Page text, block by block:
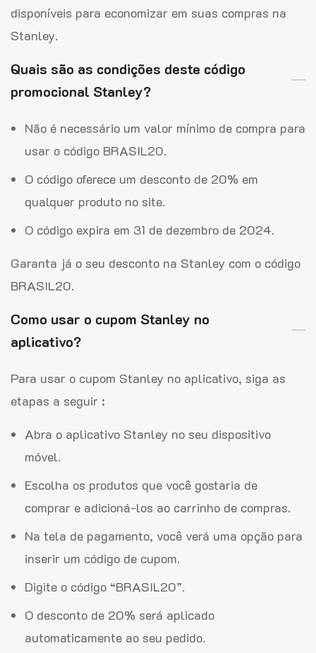
disponíveis para economizar em suas compras na
Stanley.
Quais são as condições deste código
promocional Stanley?
Não é necessário um valor mínimo de compra para
usar o código BRASIL20.
O código oferece um desconto de 20% em
qualquer produto no site.
O código expira em 31 de dezembro de 2024.
Garanta já o seu desconto na Stanley com o código
BRASIL20.
Como usar o cupom Stanley no
aplicativo?
Para usar o cupom Stanley no aplicativo, siga as
etapas a seguir :
Abra o aplicativo Stanley no seu dispositivo
móvel.
Escolha os produtos que você gostaria de
comprar e adicioná-los ao carrinho de compras.
Na tela de pagamento, você verá uma opção para
inserir um código de cupom.
Digite o código “BRASIL20”.
O desconto de 20% será aplicado
automaticamente ao seu pedido.